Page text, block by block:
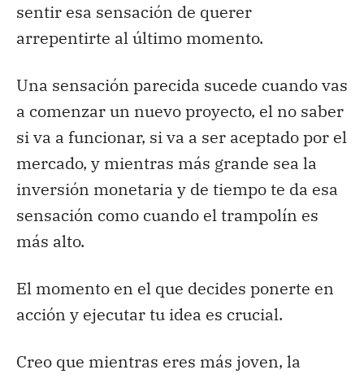
sentir esa sensación de querer
arrepentirte al último momento.
Una sensación parecida sucede cuando vas
a comenzar un nuevo proyecto, el no saber
si va a funcionar, si va a ser aceptado por el
mercado, y mientras más grande sea la
inversión monetaria y de tiempo te da esa
sensación como cuando el trampolín es
más alto.
El momento en el que decides ponerte en
acción y ejecutar tu idea es crucial.
Creo que mientras eres más joven, la